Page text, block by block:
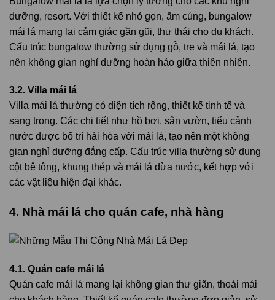
dưỡng, resort. Với thiết kế nhỏ gọn, ấm cúng, bungalow
mái lá mang lại cảm giác gần gũi, thư thái cho du khách.
Cấu trúc bungalow thường sử dụng gỗ, tre và mái lá, tạo
nên không gian nghỉ dưỡng hoàn hảo giữa thiên nhiên.
3.2. Villa mái lá
Villa mái lá thường có diện tích rộng, thiết kế tinh tế và
sang trọng. Các chi tiết như hồ bơi, sân vườn, tiểu cảnh
nước được bố trí hài hòa với mái lá, tạo nên một không
gian nghỉ dưỡng đẳng cấp. Cấu trúc villa thường sử dụng
cột bê tông, khung thép và mái lá dừa nước, kết hợp với
các vật liệu hiện đại khác.
4. Nhà mái lá cho quán cafe, nhà hàng
4.1. Quán cafe mái lá
Quán cafe mái lá mang lại không gian thư giãn, thoải mái